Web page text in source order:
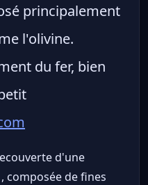
principalement
l'olivine.
du fer, bien
d'une
, composée de fines